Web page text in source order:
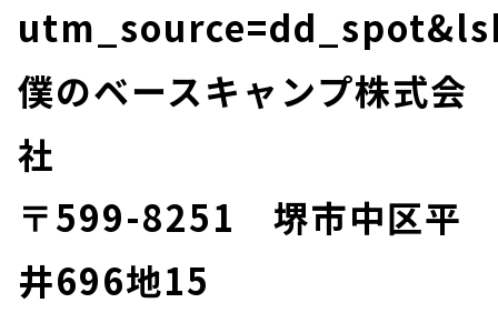
僕のベースキャンプ株式会
社
〒599-8251 堺市中区平
井696地15